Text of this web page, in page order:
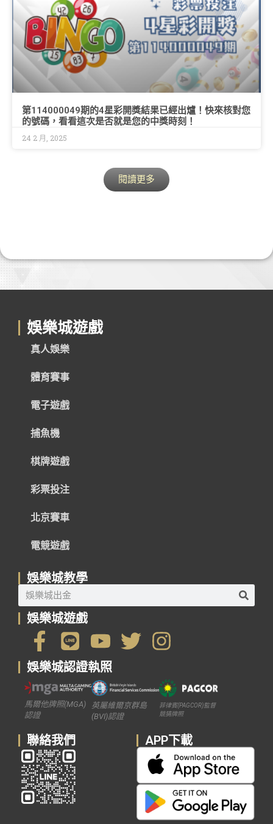
第114000049期的4星彩開獎結果已經出爐！快來核對您
的號碼，看看這次是否就是您的中獎時刻！
24 2 月, 2025
閱讀更多
娛樂城遊戲
真人娛樂
體育賽事
電子遊戲
捕魚機
棋牌遊戲
彩票投注
北京賽車
電競遊戲
娛樂城教學
娛樂城遊戲
娛樂城認證執照
馬爾他牌照(MGA)
認證
英屬維爾京群島
(BVI)認證
菲律賓(PAGCOR)監督
競猜牌照
聯絡我們 APP下載